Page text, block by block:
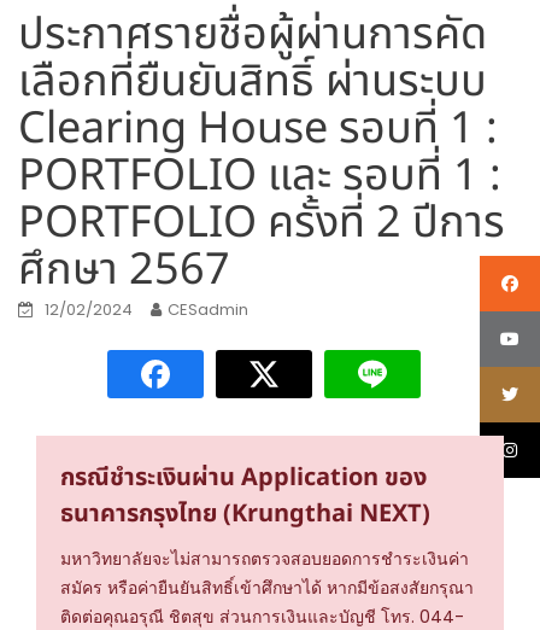
ประกาศรายชื่อผู้ผ่านการคัด
เลือกที่ยืนยันสิทธิ์ ผ่านระบบ
Clearing House รอบที่ 1 :
PORTFOLIO และ รอบที่ 1 :
PORTFOLIO ครั้งที่ 2 ปีการ
ศึกษา 2567
12/02/2024 CESadmin
กรณีชำระเงินผ่าน Application ของ
ธนาคารกรุงไทย (Krungthai NEXT)
มหาวิทยาลัยจะไม่สามารถตรวจสอบยอดการชำระเงินค่า
สมัคร หรือค่ายืนยันสิทธิ์เข้าศึกษาได้ หากมีข้อสงสัยกรุณา
ติดต่อคุณอรุณี ชิตสุข ส่วนการเงินและบัญชี โทร. 044-